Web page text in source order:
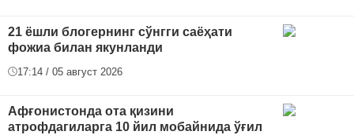
21 ёшли блогернинг сўнгги саёҳати
фожиа билан якунланди
17:14 / 05 август 2026
Афғонистонда ота қизини
атрофдагиларга 10 йил мобайнида ўғил